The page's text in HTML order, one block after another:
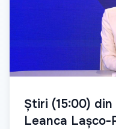
Știri (15:00)
Leanca Lașco-